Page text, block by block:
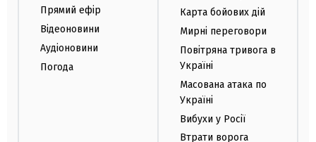
Прямий ефір
Відеоновини
Аудіоновини
Погода
Карта бойових дій
Мирні переговори
Повітряна тривога в
Україні
Масована атака по
Україні
Вибухи у Росії
Втрати ворога